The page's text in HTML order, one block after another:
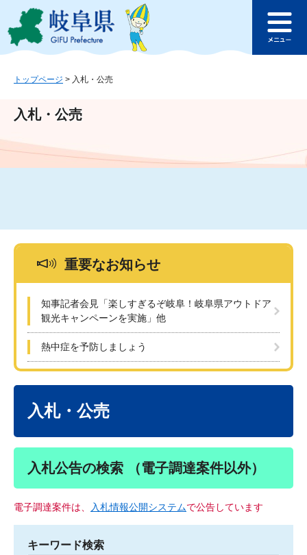
ジ
ュ
文
このページの本文へ
ュ
トップページ > 入札・公売
入札・公売
重要なお知らせ
知事記者会見「楽しすぎるぞ岐阜！岐阜県アウトドア
観光キャンペーンを実施」他
熱中症を予防しましょう
入札・公売
入札公告の検索 （電子調達案件以外）
電子調達案件は、 入札情報公開システムで公告しています
キーワード検索